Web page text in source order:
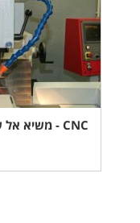
CNC - משיא אל שיא